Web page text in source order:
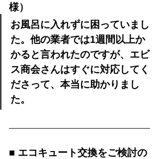
様）
お風呂に入れずに困っていまし
た。他の業者では1週間以上か
かると言われたのですが、エビ
ス商会さんはすぐに対応してく
ださって、本当に助かりまし
た。
■ エコキュート交換をご検討の